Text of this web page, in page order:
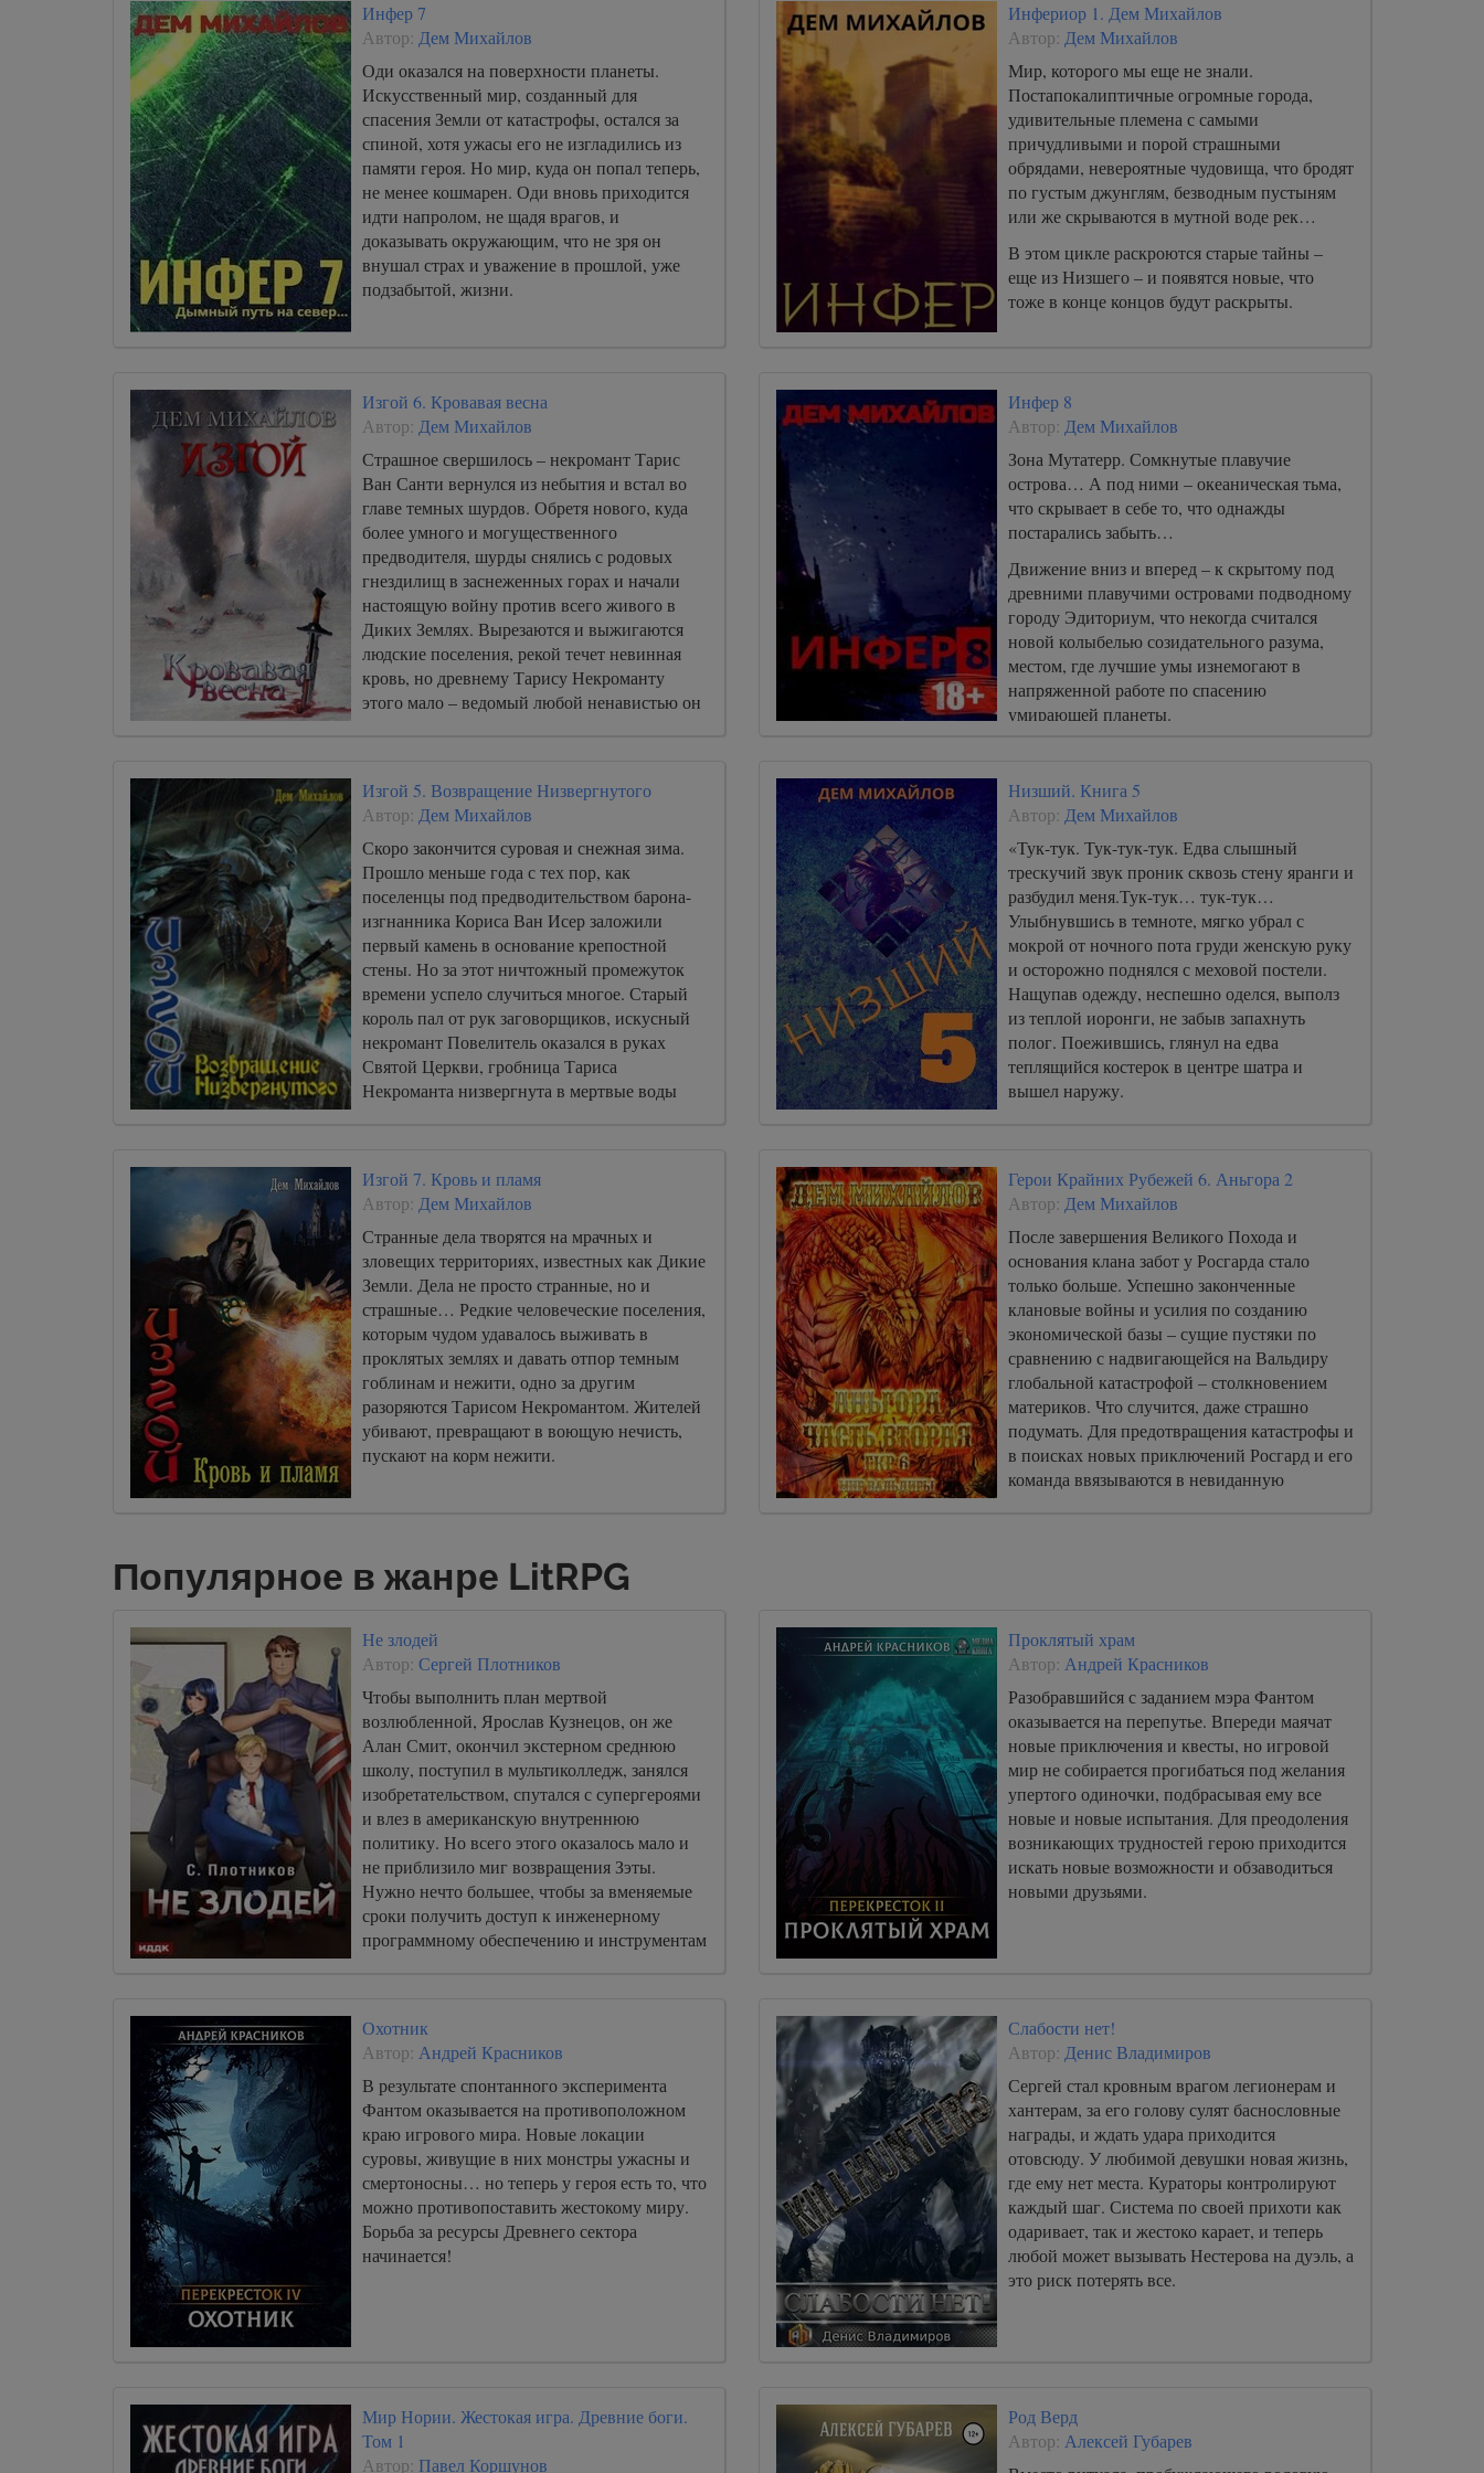
Инфер 7
Автор: Дем Михайлов
Оди оказался на поверхности планеты.
Искусственный мир, созданный для
спасения Земли от катастрофы, остался за
спиной, хотя ужасы его не изгладились из
памяти героя. Но мир, куда он попал теперь,
не менее кошмарен. Оди вновь приходится
идти напролом, не щадя врагов, и
доказывать окружающим, что не зря он
внушал страх и уважение в прошлой, уже
подзабытой, жизни.
Инфериор 1. Дем Михайлов
Автор: Дем Михайлов
Мир, которого мы еще не знали.
Постапокалиптичные огромные города,
удивительные племена с самыми
причудливыми и порой страшными
обрядами, невероятные чудовища, что бродят
по густым джунглям, безводным пустыням
или же скрываются в мутной воде рек…
В этом цикле раскроются старые тайны –
еще из Низшего – и появятся новые, что
тоже в конце концов будут раскрыты.
Изгой 6. Кровавая весна
Автор: Дем Михайлов
Страшное свершилось – некромант Тарис
Ван Санти вернулся из небытия и встал во
главе темных шурдов. Обретя нового, куда
более умного и могущественного
предводителя, шурды снялись с родовых
гнездилищ в заснеженных горах и начали
настоящую войну против всего живого в
Диких Землях. Вырезаются и выжигаются
людские поселения, рекой течет невинная
кровь, но древнему Тарису Некроманту
этого мало – ведомый любой ненавистью он
Инфер 8
Автор: Дем Михайлов
Зона Мутатерр. Сомкнутые плавучие
острова… А под ними – океаническая тьма,
что скрывает в себе то, что однажды
постарались забыть…
Движение вниз и вперед – к скрытому под
древними плавучими островами подводному
городу Эдиториум, что некогда считался
новой колыбелью созидательного разума,
местом, где лучшие умы изнемогают в
напряженной работе по спасению
умирающей планеты.
Изгой 5. Возвращение Низвергнутого
Автор: Дем Михайлов
Скоро закончится суровая и снежная зима.
Прошло меньше года с тех пор, как
поселенцы под предводительством барона-
изгнанника Кориса Ван Исер заложили
первый камень в основание крепостной
стены. Но за этот ничтожный промежуток
времени успело случиться многое. Старый
король пал от рук заговорщиков, искусный
некромант Повелитель оказался в руках
Святой Церкви, гробница Тариса
Некроманта низвергнута в мертвые воды
Низший. Книга 5
Автор: Дем Михайлов
«Тук-тук. Тук-тук-тук. Едва слышный
трескучий звук проник сквозь стену яранги и
разбудил меня.Тук-тук… тук-тук…
Улыбнувшись в темноте, мягко убрал с
мокрой от ночного пота груди женскую руку
и осторожно поднялся с меховой постели.
Нащупав одежду, неспешно оделся, выполз
из теплой иоронги, не забыв запахнуть
полог. Поежившись, глянул на едва
теплящийся костерок в центре шатра и
вышел наружу.
Изгой 7. Кровь и пламя
Автор: Дем Михайлов
Странные дела творятся на мрачных и
зловещих территориях, известных как Дикие
Земли. Дела не просто странные, но и
страшные… Редкие человеческие поселения,
которым чудом удавалось выживать в
проклятых землях и давать отпор темным
гоблинам и нежити, одно за другим
разоряются Тарисом Некромантом. Жителей
убивают, превращают в воющую нечисть,
пускают на корм нежити.
Герои Крайних Рубежей 6. Аньгора 2
Автор: Дем Михайлов
После завершения Великого Похода и
основания клана забот у Росгарда стало
только больше. Успешно законченные
клановые войны и усилия по созданию
экономической базы – сущие пустяки по
сравнению с надвигающейся на Вальдиру
глобальной катастрофой – столкновением
материков. Что случится, даже страшно
подумать. Для предотвращения катастрофы и
в поисках новых приключений Росгард и его
команда ввязываются в невиданную
Популярное в жанре LitRPG
Не злодей
Автор: Сергей Плотников
Чтобы выполнить план мертвой
возлюбленной, Ярослав Кузнецов, он же
Алан Смит, окончил экстерном среднюю
школу, поступил в мультиколледж, занялся
изобретательством, спутался с супергероями
и влез в американскую внутреннюю
политику. Но всего этого оказалось мало и
не приблизило миг возвращения Зэты.
Нужно нечто большее, чтобы за вменяемые
сроки получить доступ к инженерному
программному обеспечению и инструментам
Проклятый храм
Автор: Андрей Красников
Разобравшийся с заданием мэра Фантом
оказывается на перепутье. Впереди маячат
новые приключения и квесты, но игровой
мир не собирается прогибаться под желания
упертого одиночки, подбрасывая ему все
новые и новые испытания. Для преодоления
возникающих трудностей герою приходится
искать новые возможности и обзаводиться
новыми друзьями.
Охотник
Автор: Андрей Красников
В результате спонтанного эксперимента
Фантом оказывается на противоположном
краю игрового мира. Новые локации
суровы, живущие в них монстры ужасны и
смертоносны… но теперь у героя есть то, что
можно противопоставить жестокому миру.
Борьба за ресурсы Древнего сектора
начинается!
Слабости нет!
Автор: Денис Владимиров
Сергей стал кровным врагом легионерам и
хантерам, за его голову сулят баснословные
награды, и ждать удара приходится
отовсюду. У любимой девушки новая жизнь,
где ему нет места. Кураторы контролируют
каждый шаг. Система по своей прихоти как
одаривает, так и жестоко карает, и теперь
любой может вызывать Нестерова на дуэль, а
это риск потерять все.
Мир Нории. Жестокая игра. Древние боги.
Том 1
Автор: Павел Коршунов
Род Верд
Автор: Алексей Губарев